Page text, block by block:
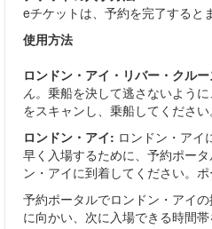
eチケットは、予約を完了すると
使用方法
ロンドン・アイ・リバー・クル
ん。 乗船を決して逃さないよう
をスキャンし、乗船してください
ロンドン・アイ: ロンドン・アイ
早く入場するために、予約ポー
ン・アイに到着してください。
予約ポータルでロンドン・アイ
に向かい、次に入場できる時間